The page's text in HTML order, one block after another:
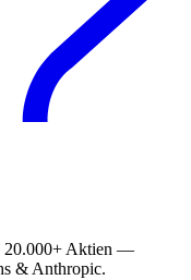
20.000+ Aktien —
& Anthropic.